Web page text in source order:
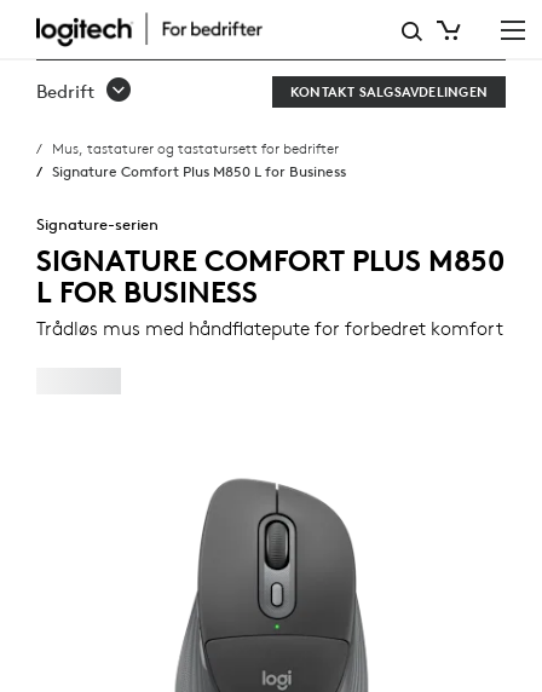
SIGNATURE
COMFORT
M850
FOR
BUSINESS
Bedrift KONTAKT SALGSAVDELINGEN
Mus, tastaturer og tastatursett for bedrifter
Signature Comfort Plus M850 L for Business
Signature-serien
SIGNATURE COMFORT PLUS M850
L FOR BUSINESS
Trådløs mus med håndflatepute for forbedret komfort